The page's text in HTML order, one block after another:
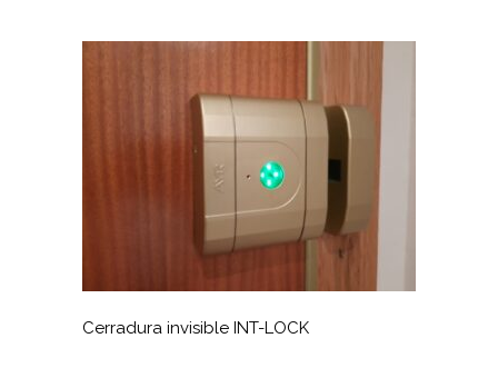
Cerradura invisible INT-LOCK